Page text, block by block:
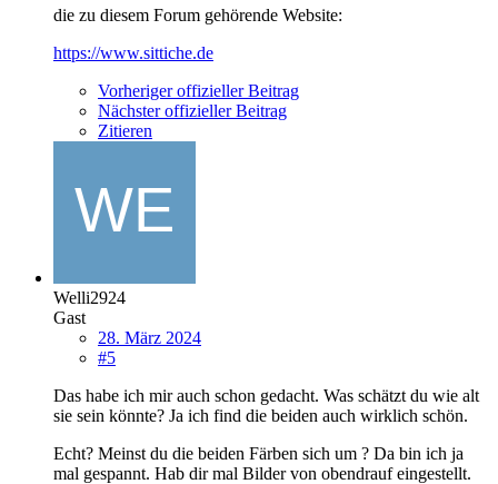
die zu diesem Forum gehörende Website:
https://www.sittiche.de
Vorheriger offizieller Beitrag
Nächster offizieller Beitrag
Zitieren
Welli2924
Gast
28. März 2024
#5
Das habe ich mir auch schon gedacht. Was schätzt du wie alt
sie sein könnte? Ja ich find die beiden auch wirklich schön.
Echt? Meinst du die beiden Färben sich um ? Da bin ich ja
mal gespannt. Hab dir mal Bilder von obendrauf eingestellt.